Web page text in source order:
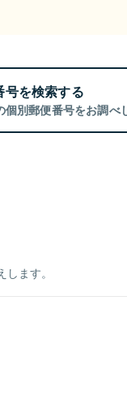
号を検索する
別郵便番号をお調べ
ます。